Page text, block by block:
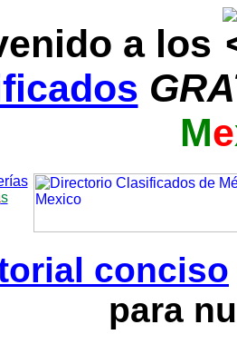
a los
Me
s
conciso
para